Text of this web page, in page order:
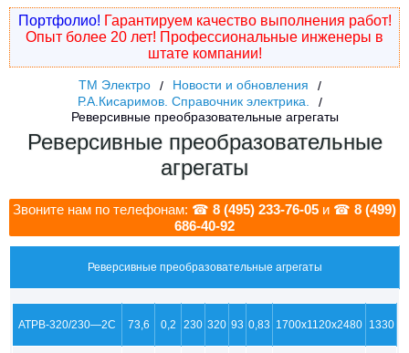
Портфолио! Гарантируем качество выполнения работ!
Опыт более 20 лет! Профессиональные инженеры в
штате компании!
ТМ Электро
Новости и обновления
Р.А.Кисаримов. Справочник электрика.
Реверсивные преобразовательные агрегаты
Реверсивные преобразовательные
агрегаты
Звоните нам по телефонам: ☎ 8 (495) 233-76-05 и ☎ 8 (499)
686-40-92
Реверсивные преобразовательные агрегаты
АТРВ-320/230—2С 73,6 0,2 230 320 93 0,83 1700x1120x2480 1330